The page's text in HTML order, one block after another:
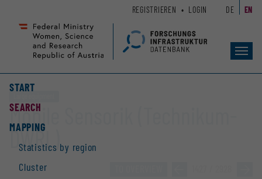
Seiteninhalt
Accesskey
Hauptnavigation
Accesskey
START
SEARCH
MAPPING
Statistics by region
Cluster
REGISTRIEREN LOGIN DE EN
Mobile Sensorik (Technikum-
DWRL)